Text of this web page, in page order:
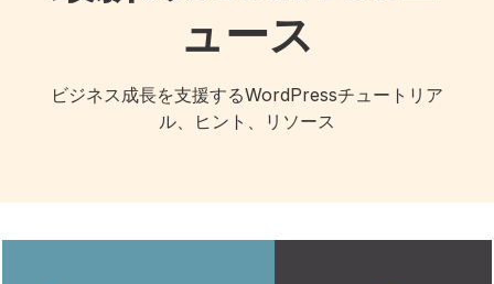
ュース
ビジネス成長を支援するWordPressチュートリア
ル、ヒント、リソース